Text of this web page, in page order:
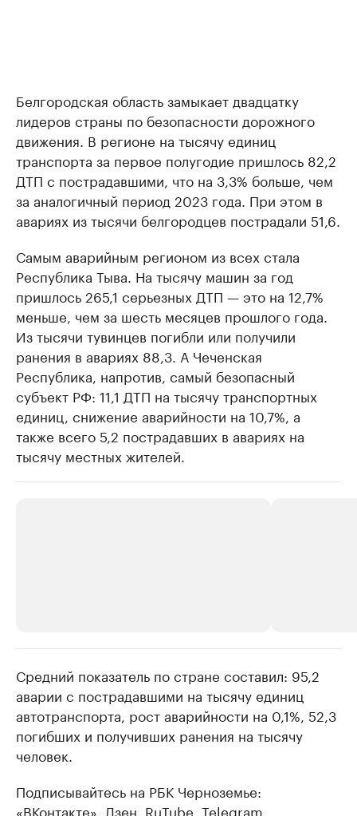
Белгородская область замыкает двадцатку
лидеров страны по безопасности дорожного
движения. В регионе на тысячу единиц
транспорта за первое полугодие пришлось 82,2
ДТП с пострадавшими, что на 3,3% больше, чем
за аналогичный период 2023 года. При этом в
авариях из тысячи белгородцев пострадали 51,6.
Самым аварийным регионом из всех стала
Республика Тыва. На тысячу машин за год
пришлось 265,1 серьезных ДТП — это на 12,7%
меньше, чем за шесть месяцев прошлого года.
Из тысячи тувинцев погибли или получили
ранения в авариях 88,3. А Чеченская
Республика, напротив, самый безопасный
субъект РФ: 11,1 ДТП на тысячу транспортных
единиц, снижение аварийности на 10,7%, а
также всего 5,2 пострадавших в авариях на
тысячу местных жителей.
Делитесь новостями бизнеса на РБК
Управляйте страницей компании и развивайте личные
бренды спикеров бизнеса
Крупнейшие
продавцы
Ознакомьтесь с
Средний показатель по стране составил: 95,2
аварии с пострадавшими на тысячу единиц
автотранспорта, рост аварийности на 0,1%, 52,3
погибших и получивших ранения на тысячу
человек.
Подписывайтесь на РБК Черноземье:
«ВКонтакте», Дзен, RuTube, Telegram.